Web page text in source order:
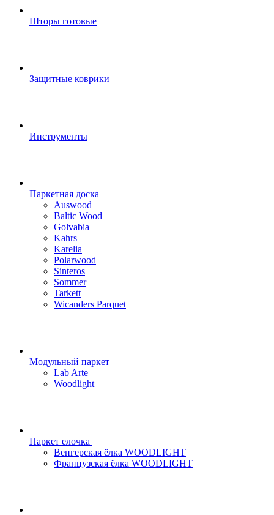
Шторы готовые
Защитные коврики
Инструменты
Паркетная доска
Auswood
Baltic Wood
Golvabia
Kahrs
Karelia
Polarwood
Sinteros
Sommer
Tarkett
Wicanders Parquet
Модульный паркет
Lab Arte
Woodlight
Паркет елочка
Венгерская ёлка WOODLIGHT
Французская ёлка WOODLIGHT